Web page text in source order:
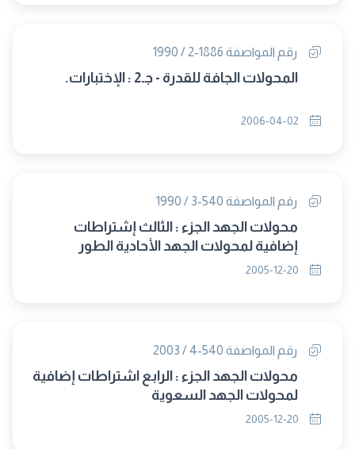
رقم المواصفة 1886-2 / 1990
المحولات الجافة للقدرة - جـ2 : الإختبارات.
رقم المواصفة 540-3 / 1990
محولات الجهد الجزء : الثالث إشتراطات
إضافية لمحولات الجهد الأحادية الطور
المستخدمة فى الوقاية
رقم المواصفة 540-4 / 2003
محولات الجهد الجزء : الرابع اشتراطات إضافية
لمحولات الجهد السعوية